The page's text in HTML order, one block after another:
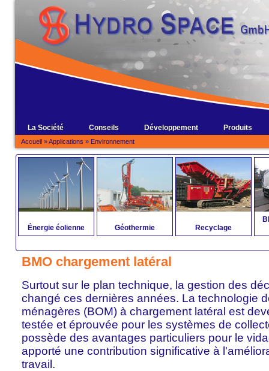
La Société Conseils Développement Produits
Accueil »Applications » Environnement
Énergie éolienne Géothermie Recyclage
BMO chargement latéral
Surtout sur le plan technique, la gestion des
changé ces dernières années. La technologie
ménagères (BOM) à chargement latéral est
testée et éprouvée pour les systèmes de
possède des avantages particuliers pour le
apporté une contribution significative à
travail.